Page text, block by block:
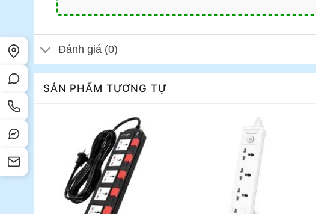
Đánh giá (0)
SẢN PHẨM TƯƠNG TỰ